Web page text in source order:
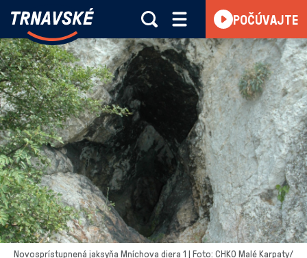
Skočiť na obsah
Trnavské
-
Vieme,
čo
sa
deje
v
kraji
POČÚVAJTE
Novosprístupnená jaksyňa Mníchova diera 1 | Foto: CHKO Malé Karpaty/